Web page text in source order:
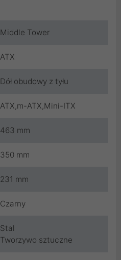
Middle Tower
ATX
Dół obudowy z tyłu
ATX,m-ATX,Mini-ITX
463 mm
350 mm
231 mm
Czarny
Stal
Tworzywo sztuczne